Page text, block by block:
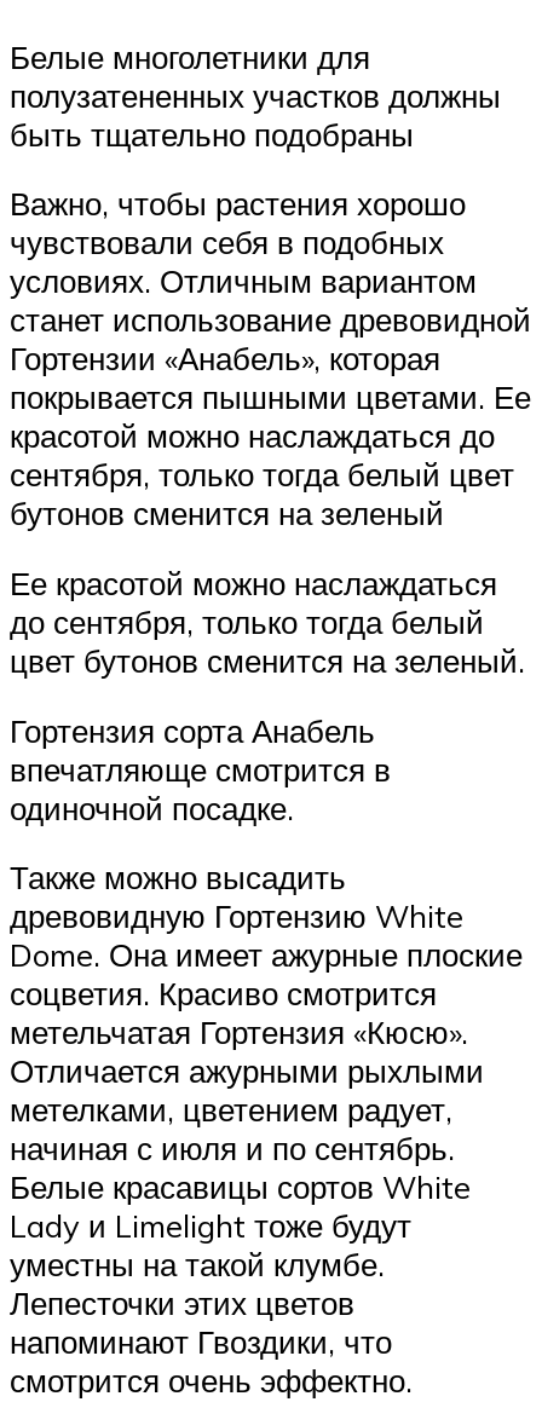
Белые многолетники для
полузатененных участков должны
быть тщательно подобраны
Важно, чтобы растения хорошо
чувствовали себя в подобных
условиях. Отличным вариантом
станет использование древовидной
Гортензии «Анабель», которая
покрывается пышными цветами. Ее
красотой можно наслаждаться до
сентября, только тогда белый цвет
бутонов сменится на зеленый
Ее красотой можно наслаждаться
до сентября, только тогда белый
цвет бутонов сменится на зеленый.
Гортензия сорта Анабель
впечатляюще смотрится в
одиночной посадке.
Также можно высадить
древовидную Гортензию White
Dome. Она имеет ажурные плоские
соцветия. Красиво смотрится
метельчатая Гортензия «Кюсю».
Отличается ажурными рыхлыми
метелками, цветением радует,
начиная с июля и по сентябрь.
Белые красавицы сортов White
Lady и Limelight тоже будут
уместны на такой клумбе.
Лепесточки этих цветов
напоминают Гвоздики, что
смотрится очень эффектно.